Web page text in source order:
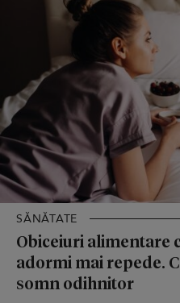
SĂNĂTATE
Obiceiuri alimentare
adormi mai repede.
somn odihnitor